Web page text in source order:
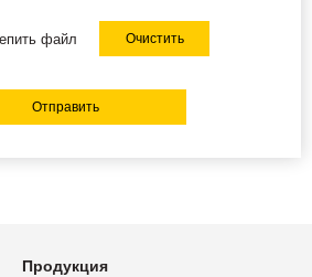
файл Очистить
Отправить
Продукция